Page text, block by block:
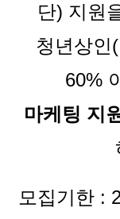
단) 지원
청년상인
60%
마케팅 지
모집기한 :